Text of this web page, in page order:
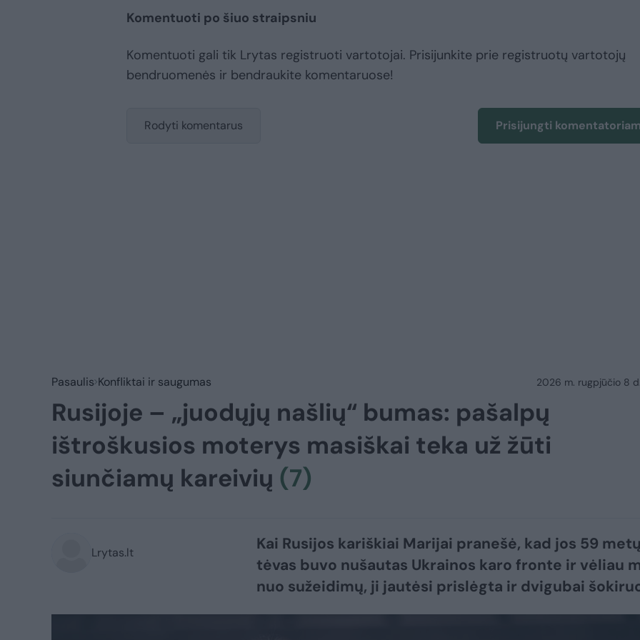
Komentuoti po šiuo straipsniu
Komentuoti gali tik Lrytas registruoti vartotojai. Prisijunkite prie registruotų vartotojų
bendruomenės ir bendraukite komentaruose!
Rodyti komentarus Prisijungti
Pasaulis Konfliktai ir saugumas 2026 m. rugpjūčio 8
Rusijoje – „juodųjų našlių“ bumas: pašalpų
ištroškusios moterys masiškai teka už žūti
siunčiamų kareivių (7)
Lrytas.lt
Kai Rusijos kariškiai Marijai pranešė, kad jos 59
tėvas buvo nušautas Ukrainos karo fronte ir vėliau
nuo sužeidimų, ji jautėsi prislėgta ir dvigubai